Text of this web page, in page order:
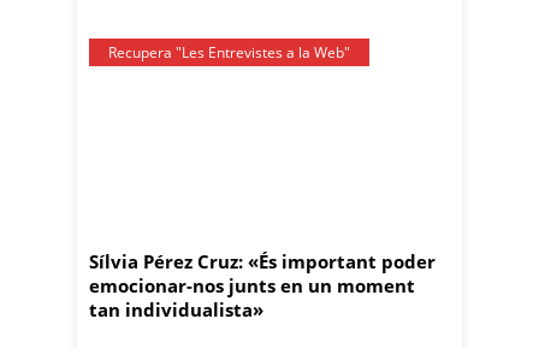
Recupera "Les Entrevistes a la Web"
Sílvia Pérez Cruz: «És important poder
emocionar-nos junts en un moment
tan individualista»